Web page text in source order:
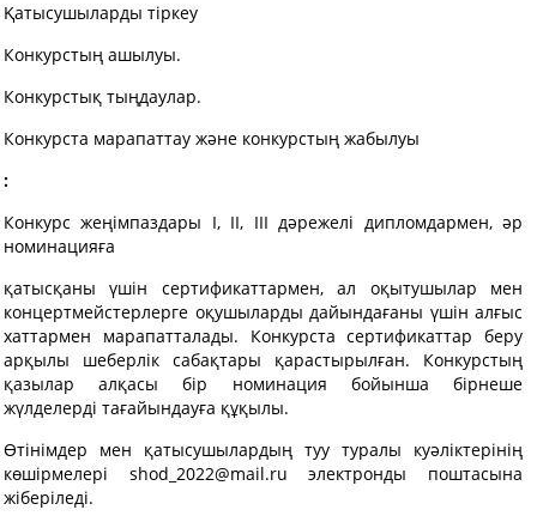
Қатысушыларды тіркеу
Конкурстың ашылуы.
Конкурстық тыңдаулар.
Конкурста марапаттау және конкурстың жабылуы
:
Конкурс жеңімпаздары I, II, III дәрежелі дипломдармен, әр
номинацияға
қатысқаны үшін сертификаттармен, ал оқытушылар мен
концертмейстерлерге оқушыларды дайындағаны үшін алғыс
хаттармен марапатталады. Конкурста сертификаттар беру
арқылы шеберлік сабақтары қарастырылған. Конкурстың
қазылар алқасы бір номинация бойынша бірнеше
жүлделерді тағайындауға құқылы.
Өтінімдер мен қатысушылардың туу туралы куәліктерінің
көшірмелері shod_2022@mail.ru электронды поштасына
жіберіледі.